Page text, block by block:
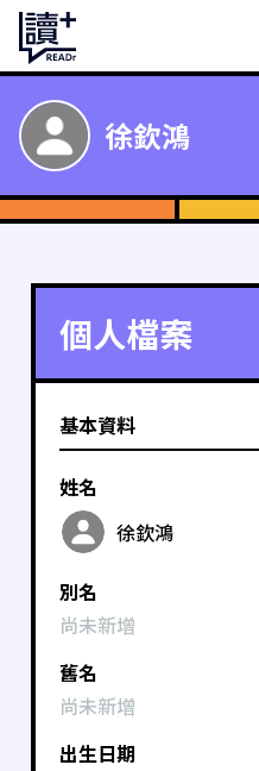
徐欽鴻
個人檔案
基本資料
姓名
徐欽鴻
別名
尚未新增
舊名
尚未新增
出生日期